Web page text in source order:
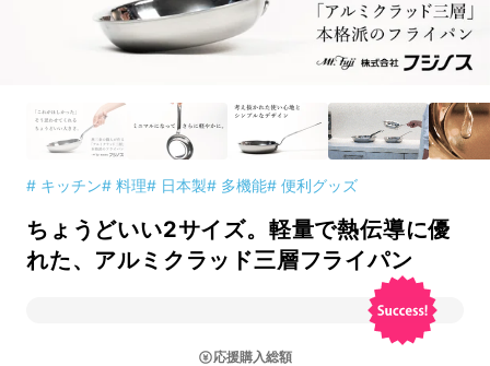
# キッチン# 料理# 日本製# 多機能# 便利グッズ
ちょうどいい2サイズ。軽量で熱伝導に優
れた、アルミクラッド三層フライパン
応援購入総額